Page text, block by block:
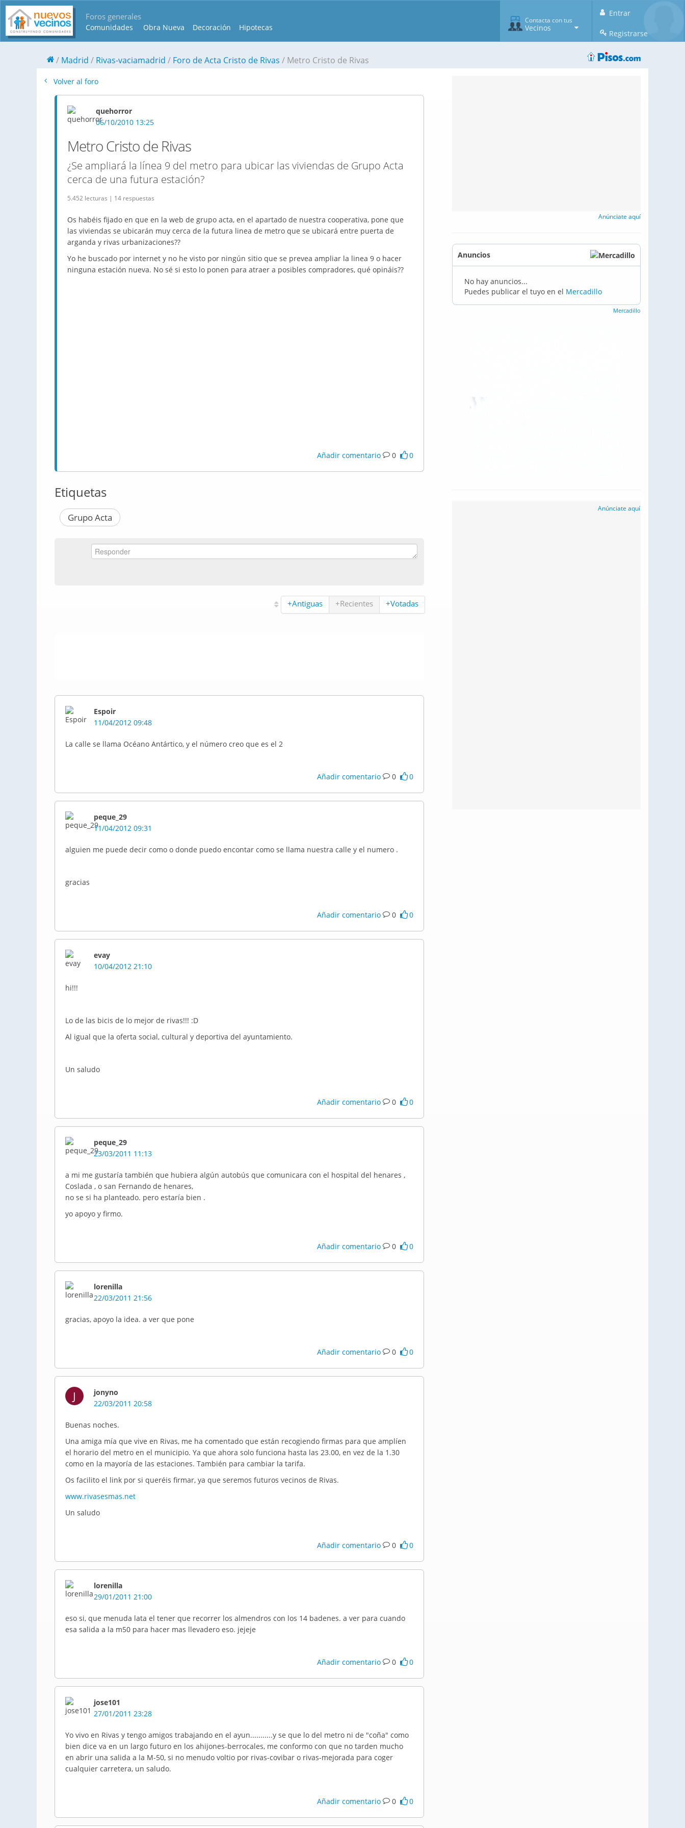
Foros generales
Comunidades Obra Nueva Decoración Hipotecas
Entrar
Registrarse
Contacta con tus
Vecinos
Madrid Rivas-vaciamadrid Foro de Acta Cristo de Rivas Metro Cristo de Rivas
Volver al foro
quehorror
06/10/2010 13:25
Metro Cristo de Rivas
¿Se ampliará la línea 9 del metro para ubicar las viviendas de Grupo Acta
cerca de una futura estación?
5.452 lecturas | 14 respuestas
Os habéis fijado en que en la web de grupo acta, en el apartado de nuestra cooperativa, pone que
las viviendas se ubicarán muy cerca de la futura linea de metro que se ubicará entre puerta de
arganda y rivas urbanizaciones??
Yo he buscado por internet y no he visto por ningún sitio que se prevea ampliar la linea 9 o hacer
ninguna estación nueva. No sé si esto lo ponen para atraer a posibles compradores, qué opináis??
Añadir comentario 0 0
Etiquetas
Grupo Acta
+Antiguas +Recientes +Votadas
Espoir
11/04/2012 09:48
La calle se llama Océano Antártico, y el número creo que es el 2
Añadir comentario 0 0
peque_29
11/04/2012 09:31
alguien me puede decir como o donde puedo encontar como se llama nuestra calle y el numero .
gracias
Añadir comentario 0 0
evay
10/04/2012 21:10
hi!!!
Lo de las bicis de lo mejor de rivas!!! :D
Al igual que la oferta social, cultural y deportiva del ayuntamiento.
Un saludo
Añadir comentario 0 0
peque_29
23/03/2011 11:13
a mi me gustaría también que hubiera algún autobús que comunicara con el hospital del henares ,
Coslada , o san Fernando de henares,
no se si ha planteado. pero estaría bien .
yo apoyo y firmo.
Añadir comentario 0 0
lorenilla
22/03/2011 21:56
gracias, apoyo la idea. a ver que pone
Añadir comentario 0 0
J
jonyno
22/03/2011 20:58
Buenas noches.
Una amiga mía que vive en Rivas, me ha comentado que están recogiendo firmas para que amplíen
el horario del metro en el municipio. Ya que ahora solo funciona hasta las 23.00, en vez de la 1.30
como en la mayoría de las estaciones. También para cambiar la tarifa.
Os facilito el link por si queréis firmar, ya que seremos futuros vecinos de Rivas.
www.rivasesmas.net
Un saludo
Añadir comentario 0 0
lorenilla
29/01/2011 21:00
eso si, que menuda lata el tener que recorrer los almendros con los 14 badenes. a ver para cuando
esa salida a la m50 para hacer mas llevadero eso. jejeje
Añadir comentario 0 0
jose101
27/01/2011 23:28
Yo vivo en Rivas y tengo amigos trabajando en el ayun...........y se que lo del metro ni de "coña" como
bien dice va en un largo futuro en los ahijones-berrocales, me conformo con que no tarden mucho
en abrir una salida a la M-50, si no menudo voltio por rivas-covibar o rivas-mejorada para coger
cualquier carretera, un saludo.
Añadir comentario 0 0
Anúnciate aquí
Anuncios
No hay anuncios...
Puedes publicar el tuyo en el Mercadillo
Mercadillo
Anúnciate aquí